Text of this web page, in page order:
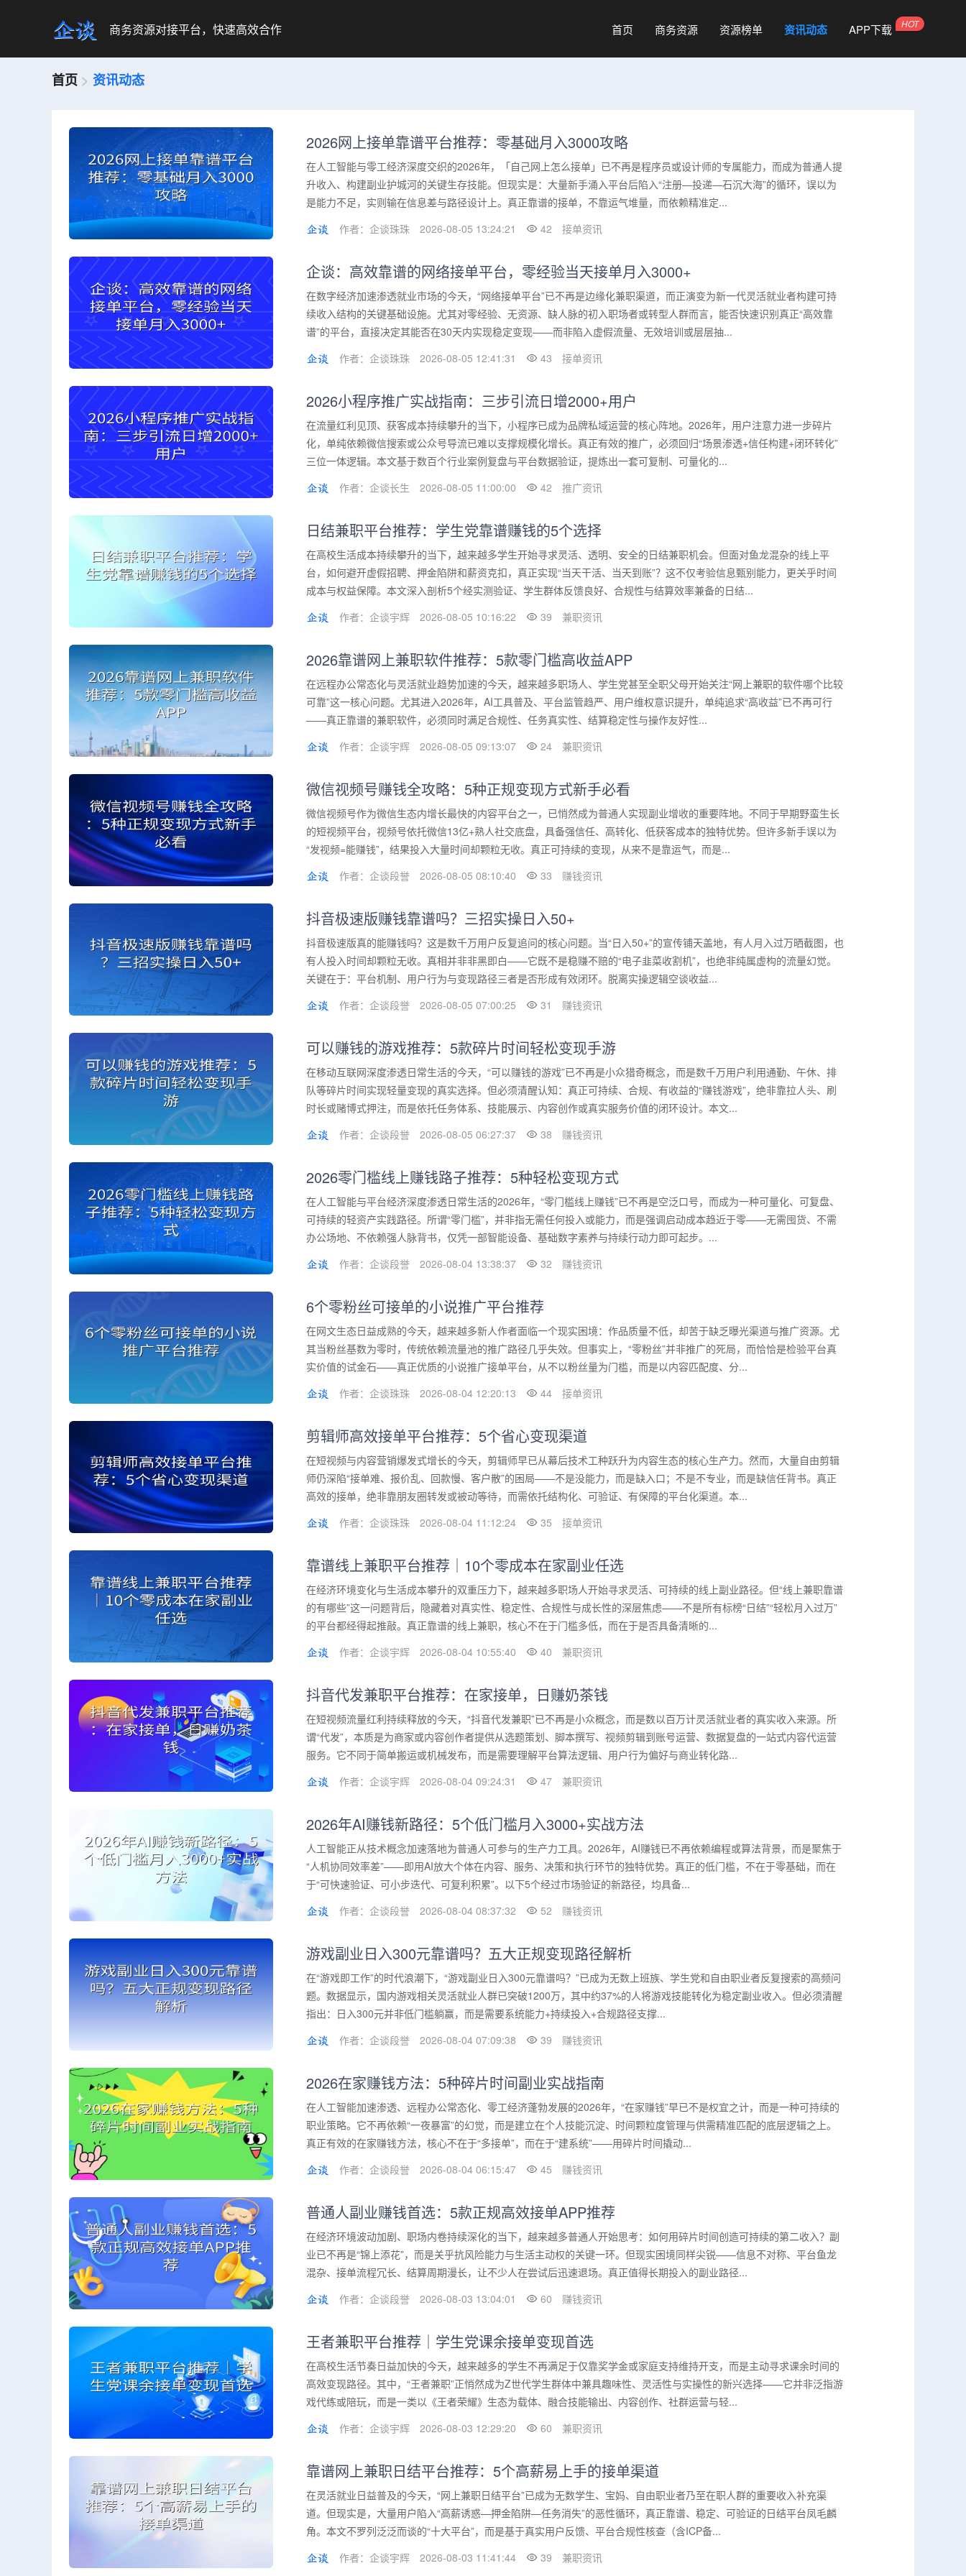
商务资源对接平台，快速高效合作 首页 商务资源 资源榜单 资讯动态 APP下载
首页 > 资讯动态
2026网上接单靠谱平台推荐：零基础月入3000攻略
在人工智能与零工经济深度交织的2026年，「自己网上怎么接单」已不再是程序员或设计师的专属能力，而成为普通人提
升收入、构建副业护城河的关键生存技能。但现实是：大量新手涌入平台后陷入“注册—投递—石沉大海”的循环，误以为
是能力不足，实则输在信息差与路径设计上。真正靠谱的接单，不靠运气堆量，而依赖精准定...
作者：企谈珠珠
2026-08-05 13:24:21 42 接单资讯
企谈：高效靠谱的网络接单平台，零经验当天接单月入3000+
在数字经济加速渗透就业市场的今天，“网络接单平台”已不再是边缘化兼职渠道，而正演变为新一代灵活就业者构建可持
续收入结构的关键基础设施。尤其对零经验、无资源、缺人脉的初入职场者或转型人群而言，能否快速识别真正“高效靠
谱”的平台，直接决定其能否在30天内实现稳定变现——而非陷入虚假流量、无效培训或层层抽...
作者：企谈珠珠
2026-08-05 12:41:31 43 接单资讯
2026小程序推广实战指南：三步引流日增2000+用户
在流量红利见顶、获客成本持续攀升的当下，小程序已成为品牌私域运营的核心阵地。2026年，用户注意力进一步碎片
化，单纯依赖微信搜索或公众号导流已难以支撑规模化增长。真正有效的推广，必须回归“场景渗透+信任构建+闭环转化”
三位一体逻辑。本文基于数百个行业案例复盘与平台数据验证，提炼出一套可复制、可量化的...
作者：企谈长生
2026-08-05 11:00:00 42 推广资讯
日结兼职平台推荐：学生党靠谱赚钱的5个选择
在高校生活成本持续攀升的当下，越来越多学生开始寻求灵活、透明、安全的日结兼职机会。但面对鱼龙混杂的线上平
台，如何避开虚假招聘、押金陷阱和薪资克扣，真正实现“当天干活、当天到账”？这不仅考验信息甄别能力，更关乎时间
成本与权益保障。本文深入剖析5个经实测验证、学生群体反馈良好、合规性与结算效率兼备的日结...
作者：企谈宇辉
2026-08-05 10:16:22 39 兼职资讯
2026靠谱网上兼职软件推荐：5款零门槛高收益APP
在远程办公常态化与灵活就业趋势加速的今天，越来越多职场人、学生党甚至全职父母开始关注“网上兼职的软件哪个比较
可靠”这一核心问题。尤其进入2026年，AI工具普及、平台监管趋严、用户维权意识提升，单纯追求“高收益”已不再可行
——真正靠谱的兼职软件，必须同时满足合规性、任务真实性、结算稳定性与操作友好性...
作者：企谈宇辉
2026-08-05 09:13:07 24 兼职资讯
微信视频号赚钱全攻略：5种正规变现方式新手必看
微信视频号作为微信生态内增长最快的内容平台之一，已悄然成为普通人实现副业增收的重要阵地。不同于早期野蛮生长
的短视频平台，视频号依托微信13亿+熟人社交底盘，具备强信任、高转化、低获客成本的独特优势。但许多新手误以为
“发视频=能赚钱”，结果投入大量时间却颗粒无收。真正可持续的变现，从来不是靠运气，而是...
作者：企谈段誉
2026-08-05 08:10:40 33 赚钱资讯
抖音极速版赚钱靠谱吗？三招实操日入50+
抖音极速版真的能赚钱吗？这是数千万用户反复追问的核心问题。当“日入50+”的宣传铺天盖地，有人月入过万晒截图，也
有人投入时间却颗粒无收。真相并非非黑即白——它既不是稳赚不赔的“电子韭菜收割机”，也绝非纯属虚构的流量幻觉。
关键在于：平台机制、用户行为与变现路径三者是否形成有效闭环。脱离实操逻辑空谈收益...
作者：企谈段誉
2026-08-05 07:00:25 31 赚钱资讯
可以赚钱的游戏推荐：5款碎片时间轻松变现手游
在移动互联网深度渗透日常生活的今天，“可以赚钱的游戏”已不再是小众猎奇概念，而是数千万用户利用通勤、午休、排
队等碎片时间实现轻量变现的真实选择。但必须清醒认知：真正可持续、合规、有收益的“赚钱游戏”，绝非靠拉人头、刷
时长或赌博式押注，而是依托任务体系、技能展示、内容创作或真实服务价值的闭环设计。本文...
作者：企谈段誉
2026-08-05 06:27:37 38 赚钱资讯
2026零门槛线上赚钱路子推荐：5种轻松变现方式
在人工智能与平台经济深度渗透日常生活的2026年，“零门槛线上赚钱”已不再是空泛口号，而成为一种可量化、可复盘、
可持续的轻资产实践路径。所谓“零门槛”，并非指无需任何投入或能力，而是强调启动成本趋近于零——无需囤货、不需
办公场地、不依赖强人脉背书，仅凭一部智能设备、基础数字素养与持续行动力即可起步。...
作者：企谈段誉
2026-08-04 13:38:37 32 赚钱资讯
6个零粉丝可接单的小说推广平台推荐
在网文生态日益成熟的今天，越来越多新人作者面临一个现实困境：作品质量不低，却苦于缺乏曝光渠道与推广资源。尤
其当粉丝基数为零时，传统依赖流量池的推广路径几乎失效。但事实上，“零粉丝”并非推广的死局，而恰恰是检验平台真
实价值的试金石——真正优质的小说推广接单平台，从不以粉丝量为门槛，而是以内容匹配度、分...
作者：企谈珠珠
2026-08-04 12:20:13 44 接单资讯
剪辑师高效接单平台推荐：5个省心变现渠道
在短视频与内容营销爆发式增长的今天，剪辑师早已从幕后技术工种跃升为内容生态的核心生产力。然而，大量自由剪辑
师仍深陷“接单难、报价乱、回款慢、客户散”的困局——不是没能力，而是缺入口；不是不专业，而是缺信任背书。真正
高效的接单，绝非靠朋友圈转发或被动等待，而需依托结构化、可验证、有保障的平台化渠道。本...
作者：企谈珠珠
2026-08-04 11:12:24 35 接单资讯
靠谱线上兼职平台推荐｜10个零成本在家副业任选
在经济环境变化与生活成本攀升的双重压力下，越来越多职场人开始寻求灵活、可持续的线上副业路径。但“线上兼职靠谱
的有哪些”这一问题背后，隐藏着对真实性、稳定性、合规性与成长性的深层焦虑——不是所有标榜“日结”“轻松月入过万”
的平台都经得起推敲。真正靠谱的线上兼职，核心不在于门槛多低，而在于是否具备清晰的...
作者：企谈宇辉
2026-08-04 10:55:40 40 兼职资讯
抖音代发兼职平台推荐：在家接单，日赚奶茶钱
在短视频流量红利持续释放的今天，“抖音代发兼职”已不再是小众概念，而是数以百万计灵活就业者的真实收入来源。所
谓“代发”，本质是为商家或内容创作者提供从选题策划、脚本撰写、视频剪辑到账号运营、数据复盘的一站式内容代运营
服务。它不同于简单搬运或机械发布，而是需要理解平台算法逻辑、用户行为偏好与商业转化路...
作者：企谈宇辉
2026-08-04 09:24:31 47 兼职资讯
2026年AI赚钱新路径：5个低门槛月入3000+实战方法
人工智能正从技术概念加速落地为普通人可参与的生产力工具。2026年，AI赚钱已不再依赖编程或算法背景，而是聚焦于
“人机协同效率差”——即用AI放大个体在内容、服务、决策和执行环节的独特优势。真正的低门槛，不在于零基础，而在
于“可快速验证、可小步迭代、可复利积累”。以下5个经过市场验证的新路径，均具备...
作者：企谈段誉
2026-08-04 08:37:32 52 赚钱资讯
游戏副业日入300元靠谱吗？五大正规变现路径解析
在“游戏即工作”的时代浪潮下，“游戏副业日入300元靠谱吗？”已成为无数上班族、学生党和自由职业者反复搜索的高频问
题。数据显示，国内游戏相关灵活就业人群已突破1200万，其中约37%的人将游戏技能转化为稳定副业收入。但必须清醒
指出：日入300元并非低门槛躺赢，而是需要系统能力+持续投入+合规路径支撑...
作者：企谈段誉
2026-08-04 07:09:38 39 赚钱资讯
2026在家赚钱方法：5种碎片时间副业实战指南
在人工智能加速渗透、远程办公常态化、零工经济蓬勃发展的2026年，“在家赚钱”早已不是权宜之计，而是一种可持续的
职业策略。它不再依赖“一夜暴富”的幻觉，而是建立在个人技能沉淀、时间颗粒度管理与供需精准匹配的底层逻辑之上。
真正有效的在家赚钱方法，核心不在于“多接单”，而在于“建系统”——用碎片时间撬动...
作者：企谈段誉
2026-08-04 06:15:47 45 赚钱资讯
普通人副业赚钱首选：5款正规高效接单APP推荐
在经济环境波动加剧、职场内卷持续深化的当下，越来越多普通人开始思考：如何用碎片时间创造可持续的第二收入？副
业已不再是“锦上添花”，而是关乎抗风险能力与生活主动权的关键一环。但现实困境同样尖锐——信息不对称、平台鱼龙
混杂、接单流程冗长、结算周期漫长，让不少人在尝试后迅速退场。真正值得长期投入的副业路径...
作者：企谈段誉
2026-08-03 13:04:01 60 赚钱资讯
王者兼职平台推荐｜学生党课余接单变现首选
在高校生活节奏日益加快的今天，越来越多的学生不再满足于仅靠奖学金或家庭支持维持开支，而是主动寻求课余时间的
高效变现路径。其中，“王者兼职”正悄然成为Z世代学生群体中兼具趣味性、灵活性与实操性的新兴选择——它并非泛指游
戏代练或陪玩，而是一类以《王者荣耀》生态为载体、融合技能输出、内容创作、社群运营与轻...
作者：企谈宇辉
2026-08-03 12:29:20 60 兼职资讯
靠谱网上兼职日结平台推荐：5个高薪易上手的接单渠道
在灵活就业日益普及的今天，“网上兼职日结平台”已成为无数学生、宝妈、自由职业者乃至在职人群的重要收入补充渠
道。但现实是，大量用户陷入“高薪诱惑—押金陷阱—任务消失”的恶性循环，真正靠谱、稳定、可验证的日结平台凤毛麟
角。本文不罗列泛泛而谈的“十大平台”，而是基于真实用户反馈、平台合规性核查（含ICP备...
作者：企谈宇辉
2026-08-03 11:41:44 39 兼职资讯